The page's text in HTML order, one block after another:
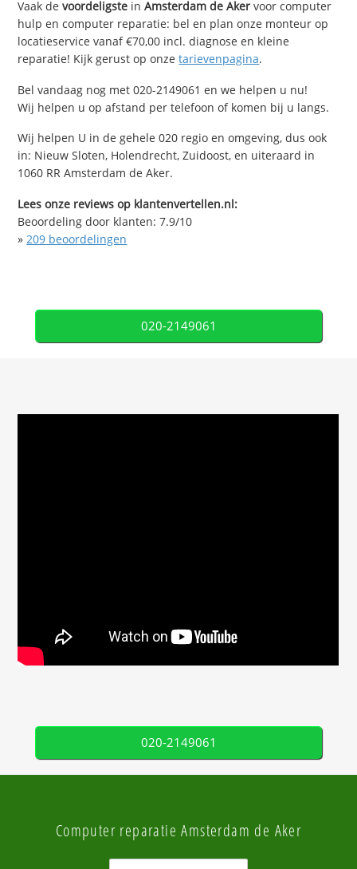
Vaak devoordeligste inAmsterdam de Aker voor computer
hulp en computer reparatie: bel en plan onze monteur op
locatieservice vanaf €70,00 incl. diagnose en kleine
reparatie! Kijk gerust op onzetarievenpagina.
Bel vandaag nog met 020-2149061 en we helpen u nu!
Wij helpen u op afstand per telefoon of komen bij u langs.
Wij helpen U in de gehele 020 regio en omgeving, dus ook
in: Nieuw Sloten, Holendrecht, Zuidoost, en uiteraard in
1060 RR Amsterdam de Aker.
Lees onze reviews op klantenvertellen.nl:
Beoordeling door klanten:7.9/10
»209 beoordelingen
020-2149061
020-2149061
Computer reparatie Amsterdam de Aker